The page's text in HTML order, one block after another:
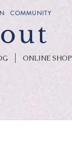
COMMUNITY
ONLINE SHOP